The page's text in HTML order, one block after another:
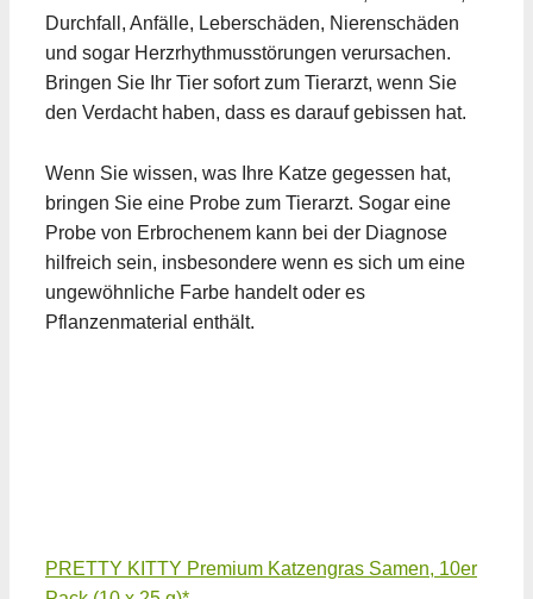
Durchfall, Anfälle, Leberschäden, Nierenschäden
und sogar Herzrhythmusstörungen verursachen.
Bringen Sie Ihr Tier sofort zum Tierarzt, wenn Sie
den Verdacht haben, dass es darauf gebissen hat.
Wenn Sie wissen, was Ihre Katze gegessen hat,
bringen Sie eine Probe zum Tierarzt. Sogar eine
Probe von Erbrochenem kann bei der Diagnose
hilfreich sein, insbesondere wenn es sich um eine
ungewöhnliche Farbe handelt oder es
Pflanzenmaterial enthält.
PRETTY KITTY Premium Katzengras Samen, 10er